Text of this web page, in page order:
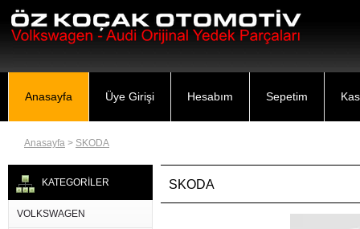
Anasayfa Üye Girişi Hesabım Sepetim
Anasayfa > SKODA
KATEGORİLER
VOLKSWAGEN
SKODA